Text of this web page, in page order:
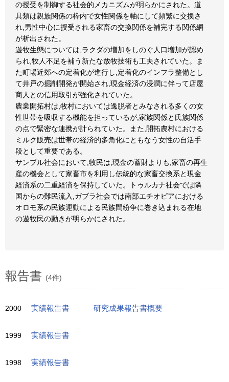
の授受を制御する社会的メカニズムが明らかにされた。道
具類は親族関係の枠内で女性関係を軸にして頻繁に交換さ
れ,男性中心に授受される家畜の交換関係を補完する関係網
が析出された。
遊牧生態については,ラクダの増加をしのぐ人口増加が認め
られ,牧人不足を補う新たな放牧技術も工夫されていた。ま
た町場近郊への定着化が進行し,定着化のインフラ整備とし
て井戸の掘削開発が開始され,現金経済の浸潤に伴って店屋
商人との信用取引が強化されていた。
農業開拓村は,牧村においては逸脱者とみなされる多くの女
性世帯を吸収する機能を担っているが,家族関係と氏族関係
の点で緊密な連携が計られていた。また,開拓農村における
ミルク販売は世帯の経済的多角化にともなう女性の自活手
段として重要である。
サンプル社会において,牧民は,現金の蓄財よりも,家畜の再生
産の機会として家畜市を利用し伝統的な家畜交換系と現金
経済系の二重経済を保持していた。トゥルカナ社会では隣
国からの難民流入,ガブラ社会では南部エチオピアにおける
オロモ系の民族運動による民族間紛争に巻き込まれる在地
の遊牧民の動きが明らかにされた。
報告書 (4件)
2000 実績報告書 研究成果報告書概要
1999 実績報告書
1998 実績報告書